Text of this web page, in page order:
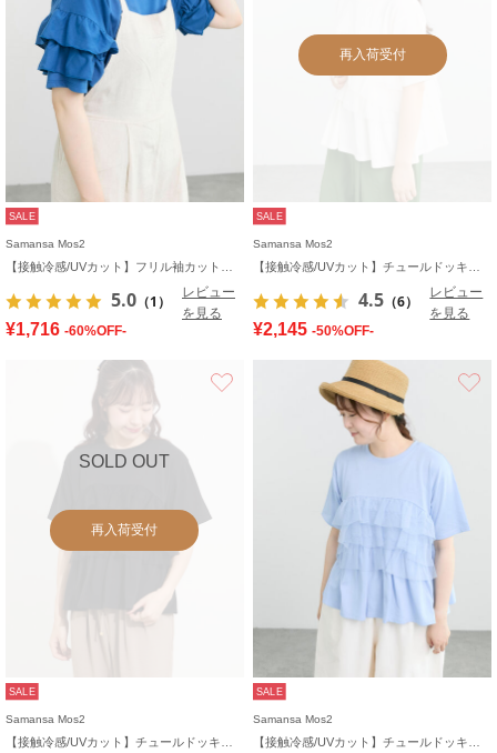
SALE
Samansa Mos2
5.0 （1）
レビュー
を見る
¥1,716 -60%OFF-
再入荷受付
SALE
Samansa Mos2
4.5 （6）
レビュー
を見る
¥2,145 -50%OFF-
SOLD OUT
再入荷受付
SALE
Samansa Mos2
SALE
Samansa Mos2